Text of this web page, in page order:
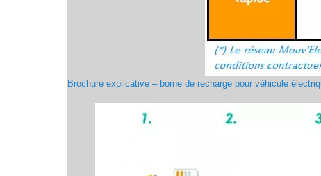
Brochure explicative – borne de recharge pour véhicule